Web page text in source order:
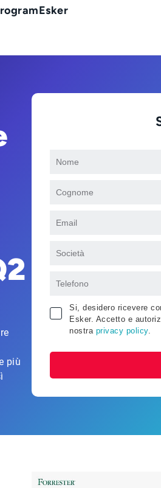
Esker
più
Si, desidero ricevere
Esker. Accetto e
nostra privacy policy.